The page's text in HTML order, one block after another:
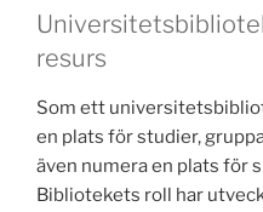
resurs
Som ett
en plats för studier,
även numera en plats för
Bibliotekets roll har